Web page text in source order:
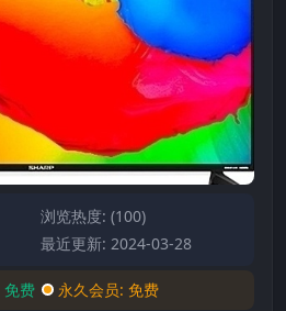
浏览热度: (100)
最近更新: 2024-03-28
免费 永久会员: 免费